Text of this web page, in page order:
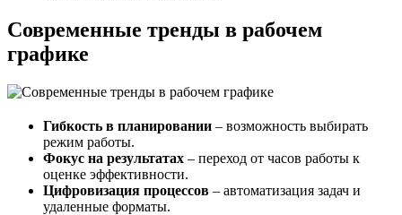
Современные тренды в рабочем
графике
Гибкость в планировании – возможность выбирать
режим работы.
Фокус на результатах – переход от часов работы к
оценке эффективности.
Цифровизация процессов – автоматизация задач и
удаленные форматы.